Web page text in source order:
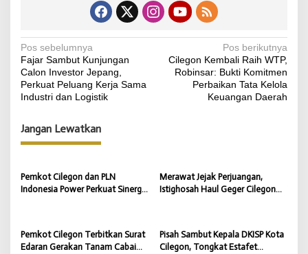
N
a
v
g
a
i
s
Pos sebelumnya
Fajar Sambut Kunjungan
Calon Investor Jepang,
Perkuat Peluang Kerja Sama
Industri dan Logistik
Pos berikutnya
Cilegon Kembali Raih WTP,
Robinsar: Bukti Komitmen
Perbaikan Tata Kelola
Keuangan Daerah
Jangan Lewatkan
Pemkot Cilegon dan PLN
Indonesia Power Perkuat Sinergi
Merawat Jejak Perjuangan,
Istighosah Haul Geger Cilegon
Pemkot Cilegon Terbitkan Surat
Edaran Gerakan Tanam Cabai
Pisah Sambut Kepala DKISP Kota
Cilegon, Tongkat Estafet